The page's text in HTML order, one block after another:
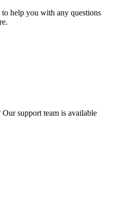
help you with any questions
support team is available